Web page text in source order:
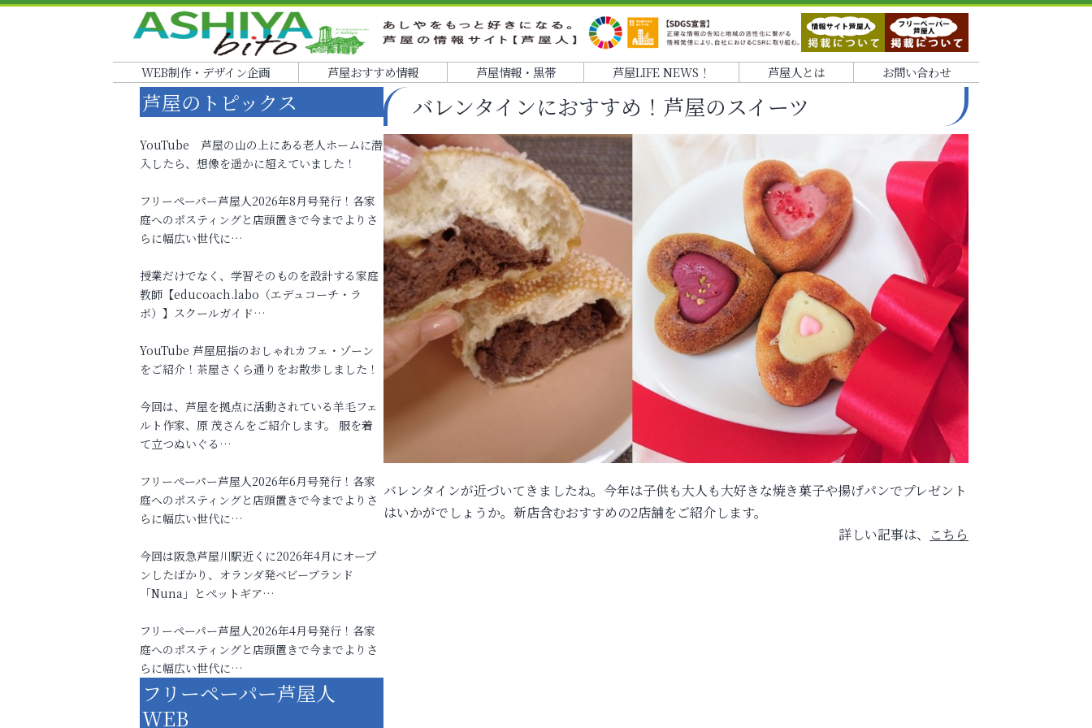
WEB制作・デザイン企画 芦屋おすすめ情報 芦屋情報・黒帯 芦屋LIFE NEWS！ 芦屋人とは お問い合わせ
バレンタインにおすすめ！芦屋のスイーツ
バレンタインが近づいてきましたね。今年は子供も大人も大好きな焼き菓子や揚げパンでプレゼント
はいかがでしょうか。新店含むおすすめの2店舗をご紹介します。
詳しい記事は、
こちら
芦屋のトピックス
YouTube 芦屋の山の上にある老人ホームに潜
入したら、想像を遥かに超えていました！
フリーペーパー芦屋人2026年8月号発行！各家
庭へのポスティングと店頭置きで今までよりさ
らに幅広い世代に…
授業だけでなく、学習そのものを設計する家庭
教師【educoach.labo（エデュコーチ・ラ
ボ）】スクールガイド…
YouTube 芦屋屈指のおしゃれカフェ・ゾーン
をご紹介！茶屋さくら通りをお散歩しました！
今回は、芦屋を拠点に活動されている羊毛フェ
ルト作家、原 茂さんをご紹介します。 服を着
て立つぬいぐる…
フリーペーパー芦屋人2026年6月号発行！各家
庭へのポスティングと店頭置きで今までよりさ
らに幅広い世代に…
今回は阪急芦屋川駅近くに2026年4月にオープ
ンしたばかり、オランダ発ベビーブランド
「Nuna」とペットギア…
フリーペーパー芦屋人2026年4月号発行！各家
庭へのポスティングと店頭置きで今までよりさ
らに幅広い世代に…
フリーペーパー芦屋人
WEB